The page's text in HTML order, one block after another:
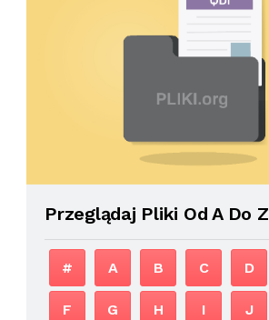
Przeglądaj Pliki Od A Do Z
# A B C D
F G H I J